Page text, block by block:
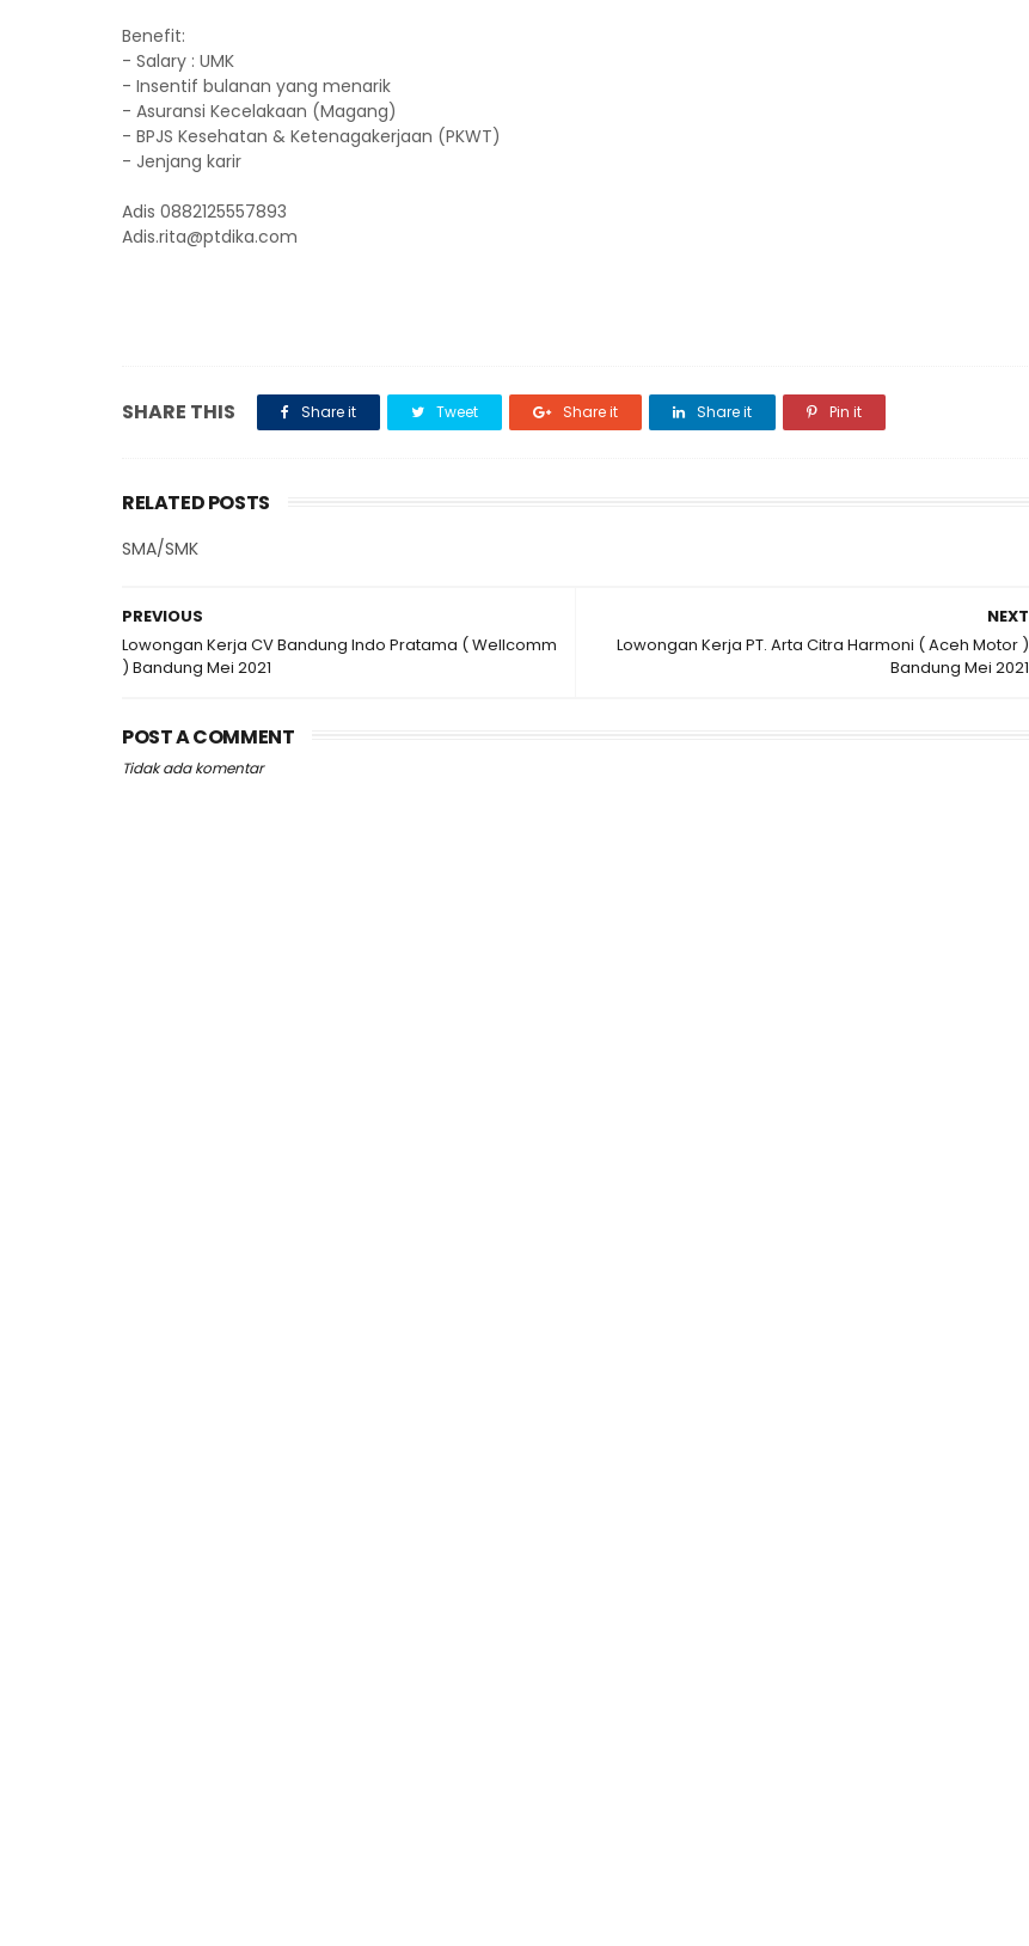
Benefit:
- Salary : UMK
- Insentif bulanan yang menarik
- Asuransi Kecelakaan (Magang)
- BPJS Kesehatan & Ketenagakerjaan (PKWT)
- Jenjang karir
Adis 0882125557893
Adis.rita@ptdika.com
SHARE THIS Share it Tweet Share it Share it Pin it
RELATED POSTS
SMA/SMK
NEXT
Lowongan Kerja PT. Arta Citra Harmoni ( Aceh Motor )
Bandung Mei 2021
PREVIOUS
Lowongan Kerja CV Bandung Indo Pratama ( Wellcomm
) Bandung Mei 2021
POST A COMMENT
Tidak ada komentar